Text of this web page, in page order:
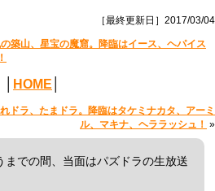
［最終更新日］2017/03/04
築山、星宝の魔窟。降臨はイース、ヘパイス
HOME
ドラ、たまドラ。降臨はタケミナカタ、アーミ
ル、マキナ、ヘララッシュ！ »
までの間、当面はパズドラの生放送